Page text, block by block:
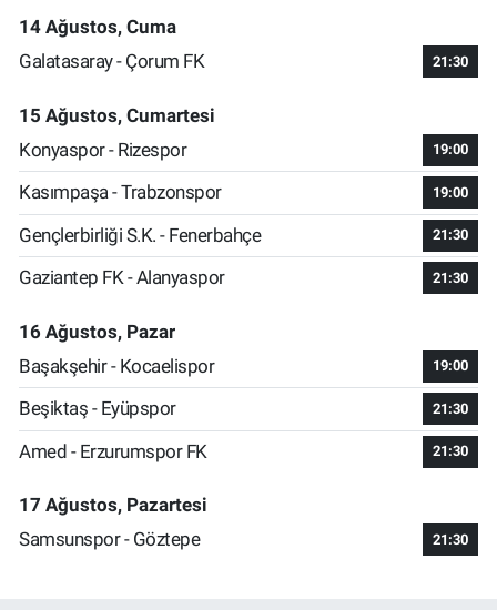
14 Ağustos, Cuma
Galatasaray - Çorum FK
21:30
15 Ağustos, Cumartesi
Konyaspor - Rizespor
19:00
Kasımpaşa - Trabzonspor 19:00
Gençlerbirliği S.K. - Fenerbahçe 21:30
Gaziantep FK - Alanyaspor 21:30
16 Ağustos, Pazar
Başakşehir - Kocaelispor
19:00
Beşiktaş - Eyüpspor 21:30
Amed - Erzurumspor FK 21:30
17 Ağustos, Pazartesi
Samsunspor - Göztepe
21:30